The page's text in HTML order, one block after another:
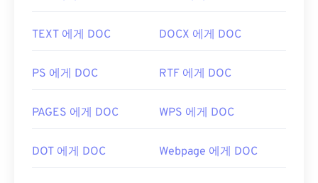
TEXT 에게 DOC DOCX 에게 DOC
PS 에게 DOC RTF 에게 DOC
PAGES 에게 DOC WPS 에게 DOC
DOT 에게 DOC Webpage 에게 DOC